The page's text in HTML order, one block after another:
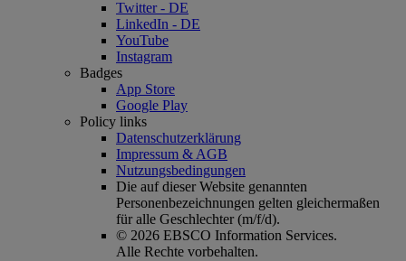
Twitter - DE
LinkedIn - DE
YouTube
Instagram
Badges
App Store
Google Play
Policy links
Datenschutzerklärung
Impressum & AGB
Nutzungsbedingungen
Die auf dieser Website genannten
Personenbezeichnungen gelten gleichermaßen
für alle Geschlechter (m/f/d).
© 2026 EBSCO Information Services.
Alle Rechte vorbehalten.